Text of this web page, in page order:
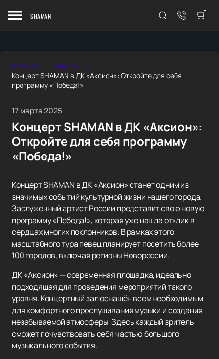
SHAMAN
Главная
Новости
Концерт SHAMAN в ДК «Аксион»: Откройте для себя
программу «Победа!»
17 марта 2025
Концерт SHAMAN в ДК «Аксион»:
Откройте для себя программу
«Победа!»
Концерт SHAMAN в ДК «Аксион» станет одним из
значимых событий культурной жизни нашего города.
Заслуженный артист России представит свою новую
программу «Победа!», которая уже нашла отклик в
сердцах многих поклонников. В рамках этого
масштабного тура певец планирует посетить более
100 городов, включая регионы Новороссии.
ДК «Аксион» — современная площадка, идеально
подходящая для проведения мероприятий такого
уровня. Концертный зал оснащён всем необходимым
для комфортного прослушивания музыки и создания
незабываемой атмосферы. Здесь каждый зритель
сможет почувствовать себя частью большого
музыкального события.